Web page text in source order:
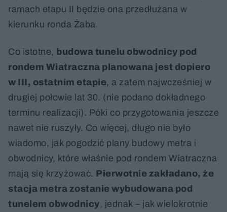
ramach etapu II będzie ona przedłużana w
kierunku ronda Żaba.
Co istotne, budowa tunelu obwodnicy pod
rondem Wiatraczna planowana jest dopiero
w III, ostatnim etapie, a zatem najwcześniej w
drugiej połowie lat 30. (nie podano dokładnego
terminu realizacji). Póki co przygotowania jeszcze
nawet nie ruszyły. Co więcej, długo nie było
wiadomo, jak pogodzić plany budowy metra i
obwodnicy, które właśnie pod rondem Wiatraczna
mają się krzyżować. Pierwotnie zakładano, że
stacja metra zostanie wybudowana pod
tunelem obwodnicy, jednak – jak wielokrotnie